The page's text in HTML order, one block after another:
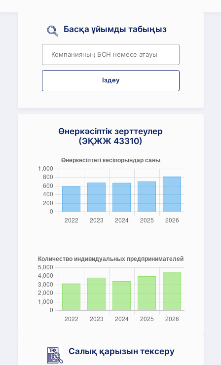
Басқа ұйымды табыңыз
Іздеу
Өнеркәсіптік зерттеулер
(ЭҚЖЖ 43310)
Салық қарызын тексеру